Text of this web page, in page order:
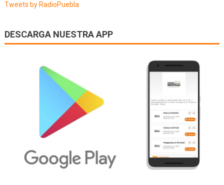
Tweets by RadioPuebla
DESCARGA NUESTRA APP